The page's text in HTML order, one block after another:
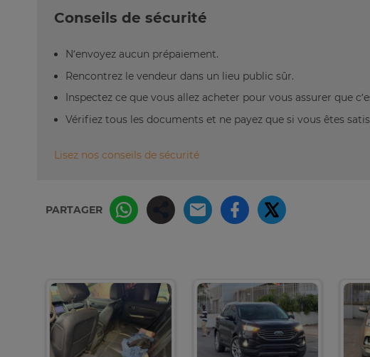
Conseils de sécurité
N’envoyez aucun prépaiement.
Rencontrez le vendeur dans un lieu public sûr.
Inspectez ce que vous allez acheter pour vous assurer que
Vérifiez tous les documents et ne payez que si vous êtes
Lisez nos conseils de sécurité
PARTAGER